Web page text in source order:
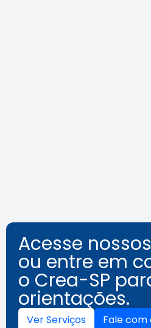
Acesse
ou entre em
o Crea-SP
orientações.
Ver Serviços Fale